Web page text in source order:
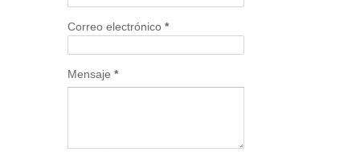
Correo electrónico *
Mensaje *